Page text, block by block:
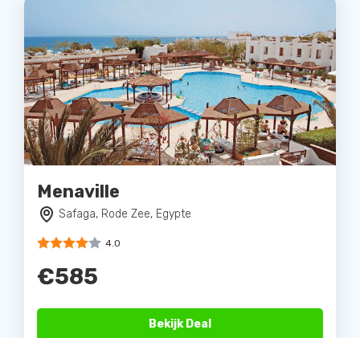
Menaville
Safaga, Rode Zee, Egypte
4.0
€585
Bekijk Deal